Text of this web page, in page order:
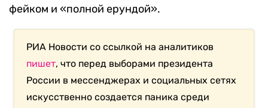
фейком и «полной ерундой».
РИА Новости со ссылкой на аналитиков
пишет, что перед выборами президента
России в мессенджерах и социальных сетях
искусственно создается паника среди